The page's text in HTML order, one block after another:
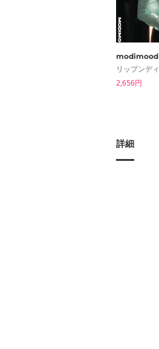
modimood
2,656円
詳細